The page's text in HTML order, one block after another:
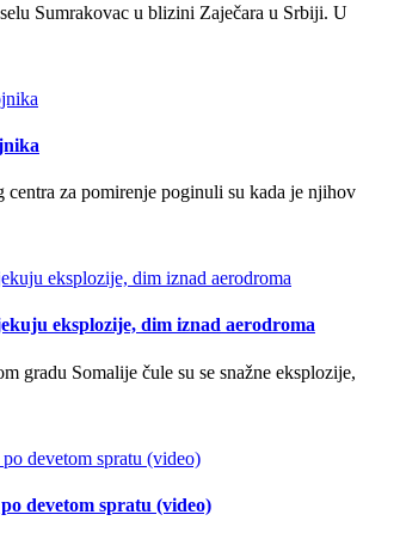
Sumrakovac u blizini Zaječara u Srbiji. U
centra za pomirenje poginuli su kada je njihov
eksplozije, dim iznad aerodroma
gradu Somalije čule su se snažne eksplozije,
devetom spratu (video)